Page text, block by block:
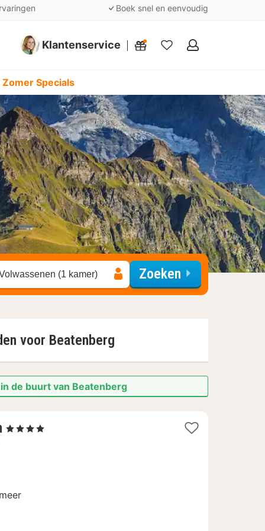
Boek snel en eenvoudig
Klantenservice
Mijn
Specials
(1 kamer) Zoeken
voor Beatenberg
de buurt van Beatenberg
1
, 4 Sterren